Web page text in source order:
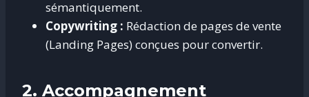
sémantiquement.
Copywriting : Rédaction de pages de vente
(Landing Pages) conçues pour convertir.
2. Accompagnement